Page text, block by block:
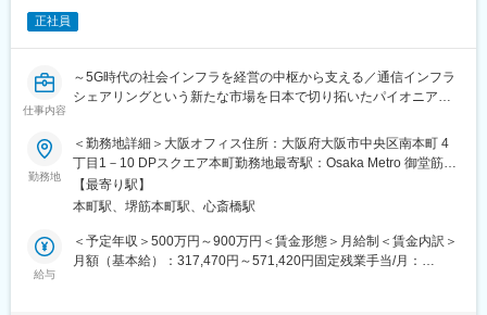
・クラウドセキュリティ（Prisma, Zscaler, Cato Networks）
・クラウド型ERP
・IoT関連サービス
■やりがい
◎ IIJグループの総合力 × 大手通信キャリアとの協業
可能。
◎ 先端技術に挑戦できる環境
正社員
仕事内容
～5G時代の社会インフラを経営の中枢から支える／通信インフラ
シェアリングという新たな市場を日本で切り拓いたパイオニア企
【ポジション概要】
当社は携帯キャリア各社の屋内電波対策設備を自社開発の共用装
置によりひとまとめにするソリューションを展開しています。
募集部門ではソリューション実現における設備工事のプロジェク
トマネジメントを担っています。
本ポジションでは、屋内無線通信設備工事における案件毎のプロ
勤務地
＜勤務地詳細＞大阪オフィス住所：大阪府大阪市中央区南本町 4
丁目1－10 DPスクエア本町勤務地最寄駅：Osaka Metro 御堂筋線
／本町駅受動喫煙対策：屋内喫煙可能場所あり変更の範囲：会社
の定める事業所
【最寄り駅】
本町駅、堺筋本町駅、心斎橋駅
給与
＜予定年収＞500万円～900万円＜賃金形態＞月給制＜賃金内訳＞
月額（基本給）：317,470円～571,420円固定残業手当/月：